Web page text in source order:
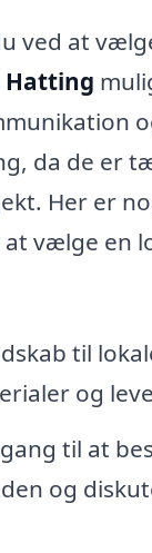
ved at
Hatting
da de er
Her er
vælge en
til
og
til at
og